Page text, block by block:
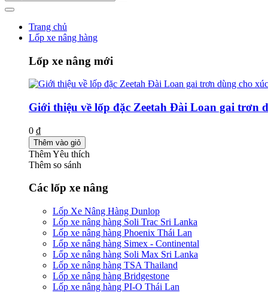
Trang chủ
Lốp xe nâng hàng
Lốp xe nâng mới
Giới thiệu về lốp đặc Zeetah Đài Loan gai trơn
0 ₫
Thêm vào giỏ
Thêm Yêu thích
Thêm so sánh
Các lốp xe nâng
Lốp Xe Nâng Hàng Dunlop
Lốp xe nâng hàng Soli Trac Sri Lanka
Lốp xe nâng hàng Phoenix Thái Lan
Lốp xe nâng hàng Simex - Continental
Lốp xe nâng hàng Soli Max Sri Lanka
Lốp xe nâng hàng TSA Thailand
Lốp xe nâng hàng Bridgestone
Lốp xe nâng hàng PI-O Thái Lan